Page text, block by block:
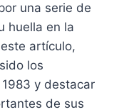
una serie de
huella en la
artículo,
los
y destacar
de sus